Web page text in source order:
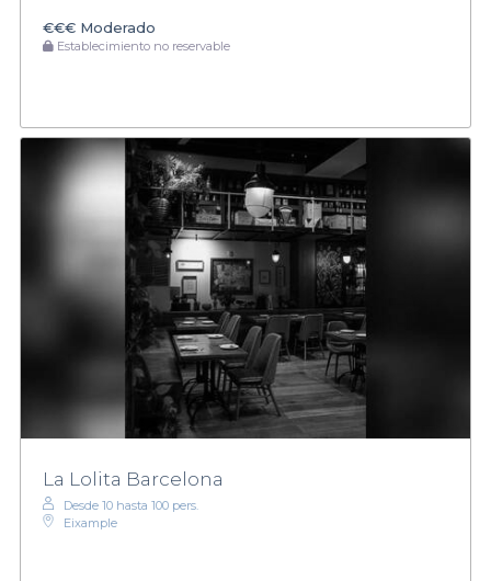
€€€ Moderado
Establecimiento no reservable
La Lolita Barcelona
Desde 10 hasta 100 pers.
Eixample